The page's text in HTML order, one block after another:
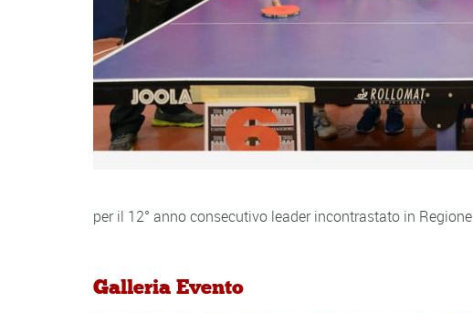
per il 12° anno consecutivo leader incontrastato in Regione
Galleria Evento